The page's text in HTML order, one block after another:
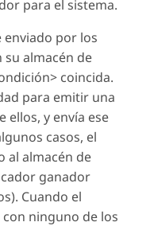
para el sistema.
enviado por los
su almacén de
coincida.
para emitir una
ellos, y envía ese
casos, el
al almacén de
ganador
Cuando el
ninguno de los